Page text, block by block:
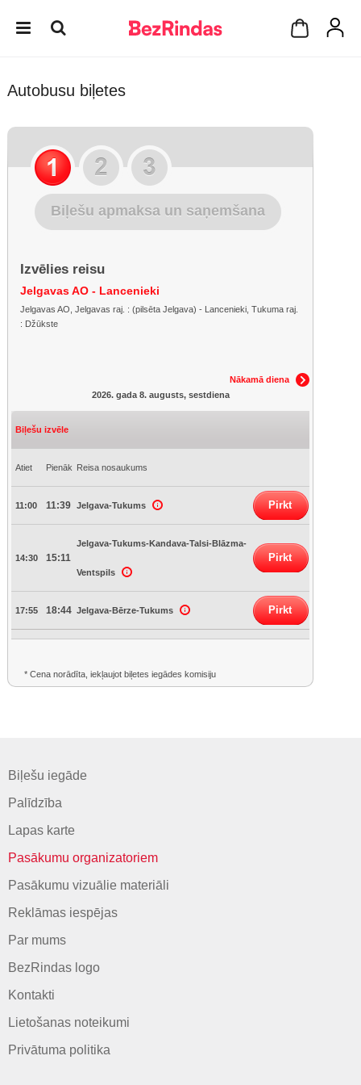
Autobusu biļetes
Biļešu apmaksa un saņemšana
Izvēlies reisu
Jelgavas AO - Lancenieki
Jelgavas AO, Jelgavas raj. : (pilsēta Jelgava) - Lancenieki, Tukuma raj.
: Džūkste
Nākamā diena
2026. gada 8. augusts, sestdiena
Biļešu izvēle
Atiet Pienāk Reisa nosaukums
11:00 11:39 Jelgava-Tukums Pirkt
14:30 15:11
Jelgava-Tukums-Kandava-Talsi-Blāzma-
Ventspils
Pirkt
17:55 18:44 Jelgava-Bērze-Tukums Pirkt
* Cena norādīta, iekļaujot biļetes iegādes komisiju
Biļešu iegāde
Palīdzība
Lapas karte
Pasākumu organizatoriem
Pasākumu vizuālie materiāli
Reklāmas iespējas
Par mums
BezRindas logo
Kontakti
Lietošanas noteikumi
Privātuma politika